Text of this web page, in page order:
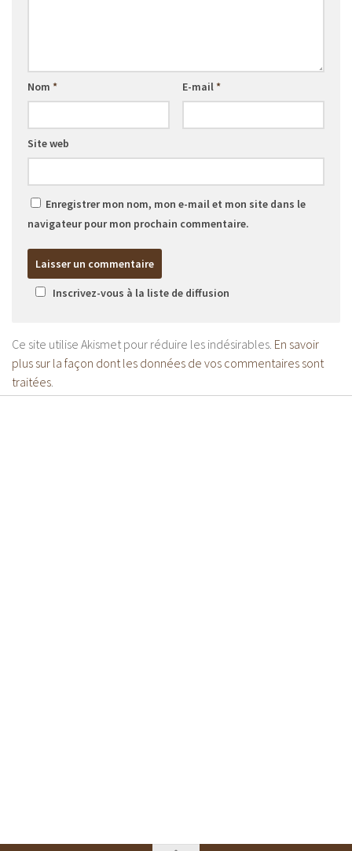
Nom * E-mail*
Site web
Enregistrer mon nom, mon e-mail et mon site dans le
navigateur pour mon prochain commentaire.
Inscrivez-vous à la liste de diffusion
Ce site utilise Akismet pour réduire les indésirables. En savoir
plus sur la façon dont les données de vos commentaires sont
traitées